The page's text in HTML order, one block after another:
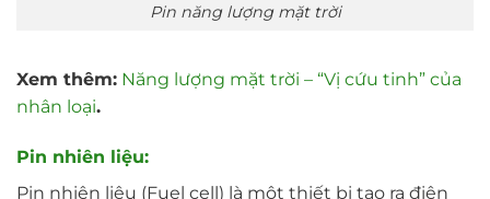
Pin năng lượng mặt trời
Xem thêm: Năng lượng mặt trời – “Vị cứu tinh” của
nhân loại.
Pin nhiên liệu:
Pin nhiên liệu (Fuel cell) là một thiết bị tạo ra điện